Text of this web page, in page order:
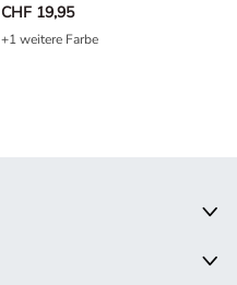
CHF 19,95
+1 weitere Farbe